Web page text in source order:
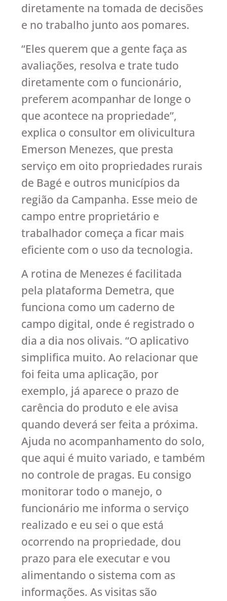
diretamente na tomada de decisões
e no trabalho junto aos pomares.
“Eles querem que a gente faça as
avaliações, resolva e trate tudo
diretamente com o funcionário,
preferem acompanhar de longe o
que acontece na propriedade”,
explica o consultor em olivicultura
Emerson Menezes, que presta
serviço em oito propriedades rurais
de Bagé e outros municípios da
região da Campanha. Esse meio de
campo entre proprietário e
trabalhador começa a ficar mais
eficiente com o uso da tecnologia.
A rotina de Menezes é facilitada
pela plataforma Demetra, que
funciona como um caderno de
campo digital, onde é registrado o
dia a dia nos olivais. “O aplicativo
simplifica muito. Ao relacionar que
foi feita uma aplicação, por
exemplo, já aparece o prazo de
carência do produto e ele avisa
quando deverá ser feita a próxima.
Ajuda no acompanhamento do solo,
que aqui é muito variado, e também
no controle de pragas. Eu consigo
monitorar todo o manejo, o
funcionário me informa o serviço
realizado e eu sei o que está
ocorrendo na propriedade, dou
prazo para ele executar e vou
alimentando o sistema com as
informações. As visitas são